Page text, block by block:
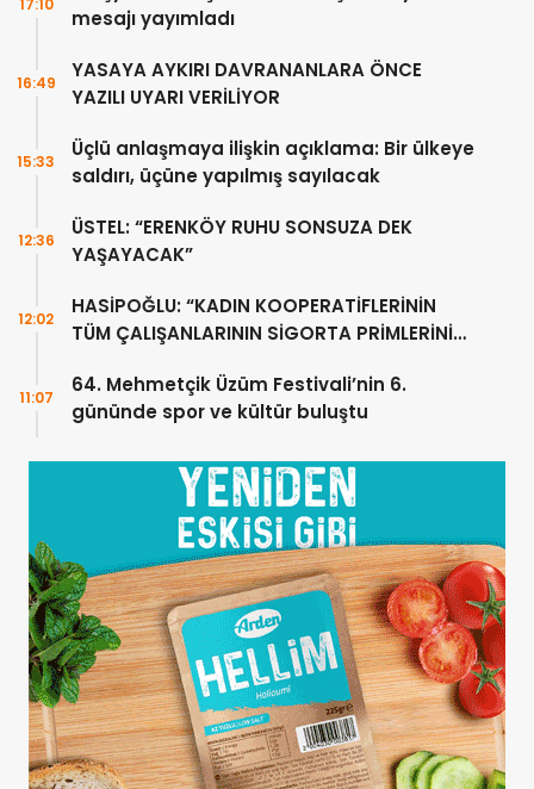
mesajı yayımladı
17:10
YASAYA AYKIRI DAVRANANLARA ÖNCE
YAZILI UYARI VERİLİYOR
16:49
Üçlü anlaşmaya ilişkin açıklama: Bir ülkeye
saldırı, üçüne yapılmış sayılacak
15:33
ÜSTEL: “ERENKÖY RUHU SONSUZA DEK
YAŞAYACAK”
12:36
HASİPOĞLU: “KADIN KOOPERATİFLERİNİN
TÜM ÇALIŞANLARININ SİGORTA PRİMLERİNİ
12:02
64. Mehmetçik Üzüm Festivali’nin 6.
gününde spor ve kültür buluştu
11:07